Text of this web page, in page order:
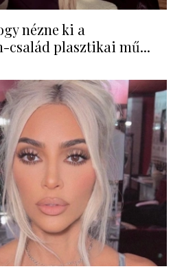
nézne ki a
család plasztikai mű...